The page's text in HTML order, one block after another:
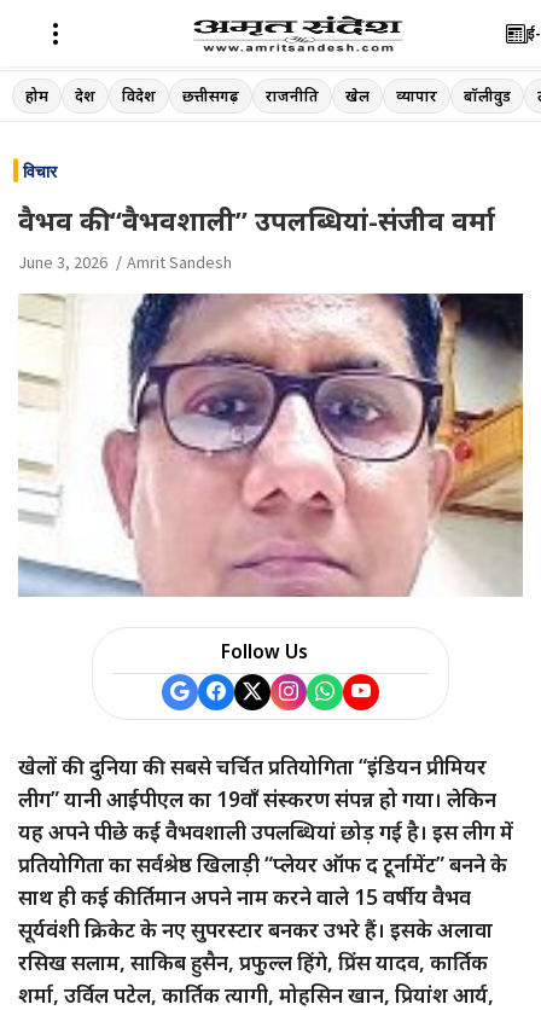
Skip
to
होम देश विदेश छत्तीसगढ़ राजनीति खेल व्यापार बॉलीवुड
विचार
वैभव की “वैभवशाली” उपलब्धियां-संजीव वर्मा
June 3, 2026 Amrit Sandesh
Follow Us
खेलों की दुनिया की सबसे चर्चित प्रतियोगिता “इंडियन प्रीमियर
लीग” यानी आईपीएल का 19वाँ संस्करण संपन्न हो गया। लेकिन
यह अपने पीछे कई वैभवशाली उपलब्धियां छोड़ गई है। इस लीग में
प्रतियोगिता का सर्वश्रेष्ठ खिलाड़ी “प्लेयर ऑफ द टूर्नामेंट” बनने के
साथ ही कई कीर्तिमान अपने नाम करने वाले 15 वर्षीय वैभव
सूर्यवंशी क्रिकेट के नए सुपरस्टार बनकर उभरे हैं। इसके अलावा
रसिख सलाम, साकिब हुसैन, प्रफुल्ल हिंगे, प्रिंस यादव, कार्तिक
शर्मा, उर्विल पटेल, कार्तिक त्यागी, मोहसिन खान, प्रियांश आर्य,